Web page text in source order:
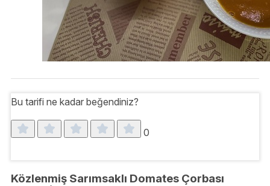
Bu tarifi ne kadar beğendiniz?
0
Közlenmiş Sarımsaklı Domates Çorbası